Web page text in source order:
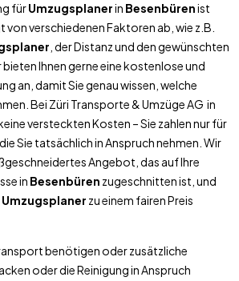
fürUmzugsplanerin Besenbürenist
verschiedenen Faktoren ab, wie z.B.
, der Distanz und den gewünschten
Ihnen gerne eine kostenlose und
an, damit Sie genau wissen, welche
Bei Züri Transporte & Umzüge AG in
versteckten Kosten – Sie zahlen nur für
Sie tatsächlich in Anspruch nehmen. Wir
Angebot, das auf Ihre
in Besenbüren zugeschnitten ist, und
Umzugsplaner zu einem fairen Preis
benötigen oder zusätzliche
oder die Reinigung in Anspruch